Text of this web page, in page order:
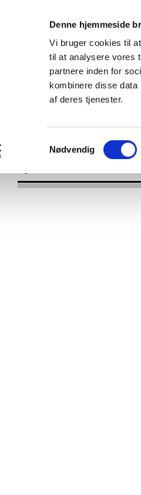
Denne hjemmeside
Vi bruger cookies til
til at analysere vores
partnere inden for
kombinere disse
af deres tjenester.
Samtykkevalg
Nødvendig
Godkendelse og